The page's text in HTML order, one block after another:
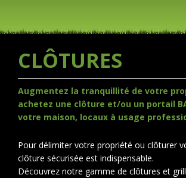
CLÔTURES
Augmentez la tranquillité de votre
achetez une clôture et/ou un portail
votre maison, locaux à usage
Pour délimiter votre propriété ou clôturer
clôture sécurisée est indispensable.
Découvrez notre gamme de clôtures et